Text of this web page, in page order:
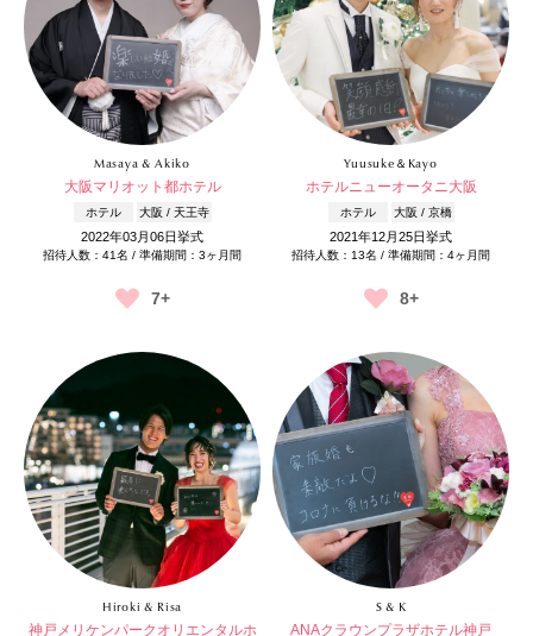
Masaya & Akiko
大阪マリオット都ホテル
ホテル 大阪 / 天王寺
2022年03月06日挙式
招待人数：41名 / 準備期間：3ヶ月間
7+
Yuusuke＆Kayo
ホテルニューオータニ大阪
ホテル 大阪 / 京橋
2021年12月25日挙式
招待人数：13名 / 準備期間：4ヶ月間
8+
Hiroki & Risa
神戸メリケンパークオリエンタルホ
S & K
ANAクラウンプラザホテル神戸